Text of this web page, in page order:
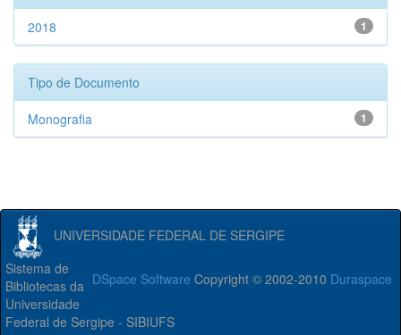
1
2018
Tipo de Documento
1
Monografia
UNIVERSIDADE FEDERAL DE SERGIPE
DSpace Software Copyright © 2002-2010 Duraspace
Sistema de
Bibliotecas da
Universidade
Federal de Sergipe - SIBIUFS